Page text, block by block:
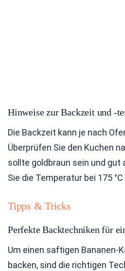
Hinweise zur Backzeit und -
Die Backzeit kann je nach
Überprüfen Sie den Kuchen
sollte goldbraun sein und gut
Sie die Temperatur bei 175
Tipps & Tricks
Perfekte Backtechniken für
Um einen saftigen Bananen-
backen, sind die richtigen